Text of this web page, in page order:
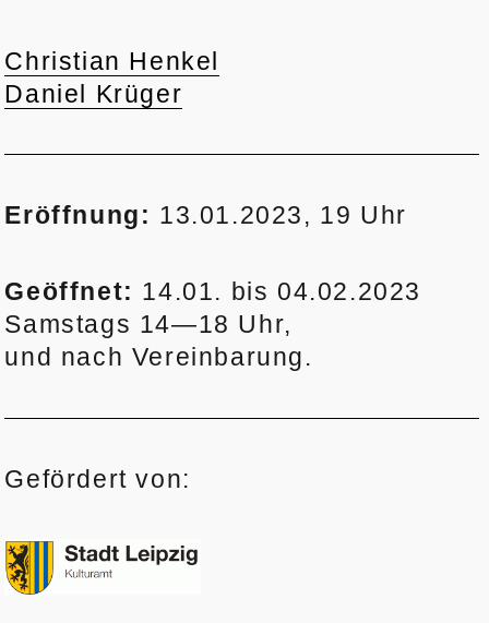
Christian Henkel
Daniel Krüger
Eröffnung: 13.01.2023, 19 Uhr
Geöffnet: 14.01. bis 04.02.2023
Samstags 14—18 Uhr,
und nach Vereinbarung.
Gefördert von: